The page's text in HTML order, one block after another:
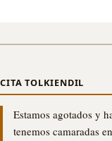
CITA TOLKIENDIL
Estamos agotados y
tenemos camaradas